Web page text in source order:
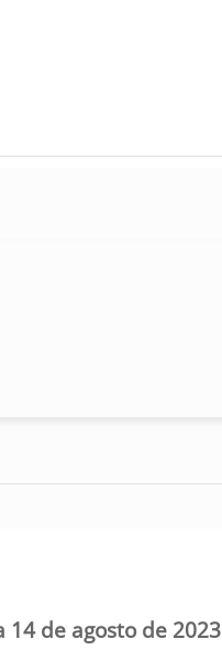
14 de agosto de 2023